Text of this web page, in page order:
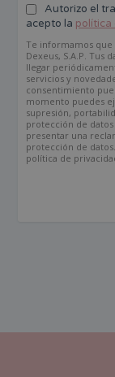
Autorizo el
acepto la política
Te informamos
Dexeus, S.A.P. Tus
llegar
servicios y
consentimiento
momento puedes
supresión,
protección de datos
presentar una
protección de
política de